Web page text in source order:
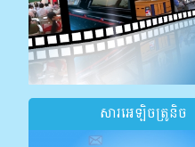
សារអេឡិចត្រូនិច